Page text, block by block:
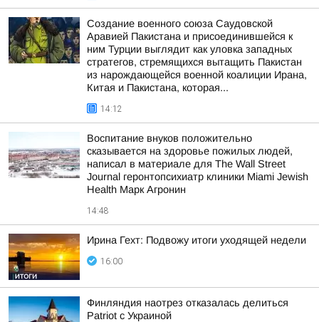
Создание военного союза Саудовской
Аравией Пакистана и присоединившейся к
ним Турции выглядит как уловка западных
стратегов, стремящихся вытащить Пакистан
из нарождающейся военной коалиции Ирана,
Китая и Пакистана, которая...
14:12
Воспитание внуков положительно
сказывается на здоровье пожилых людей,
написал в материале для The Wall Street
Journal геронтопсихиатр клиники Miami Jewish
Health Марк Агронин
14:48
Ирина Гехт: Подвожу итоги уходящей недели
16:00
Финляндия наотрез отказалась делиться
Patriot с Украиной